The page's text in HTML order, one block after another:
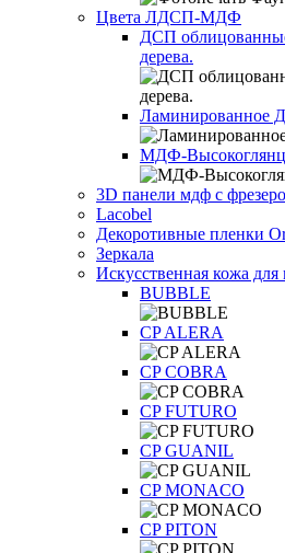
Цвета ЛДСП-МДФ
ДСП
дерева.
Ламинированное
МДФ-
3D панели мдф с
Lacobel
Декоротивные пленки
Зеркала
Искусственная кожа для
BUBBLE
CP ALERA
CP COBRA
CP FUTURO
CP GUANIL
CP MONACO
CP PITON